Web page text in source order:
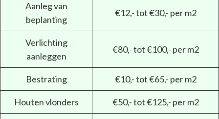
Aanleg van
beplanting
€12,- tot €30,- per m2
Verlichting
aanleggen
€80,- tot €100,- per m2
Bestrating €10,- tot €65,- per m2
Houten vlonders €50,- tot €125,- per m2